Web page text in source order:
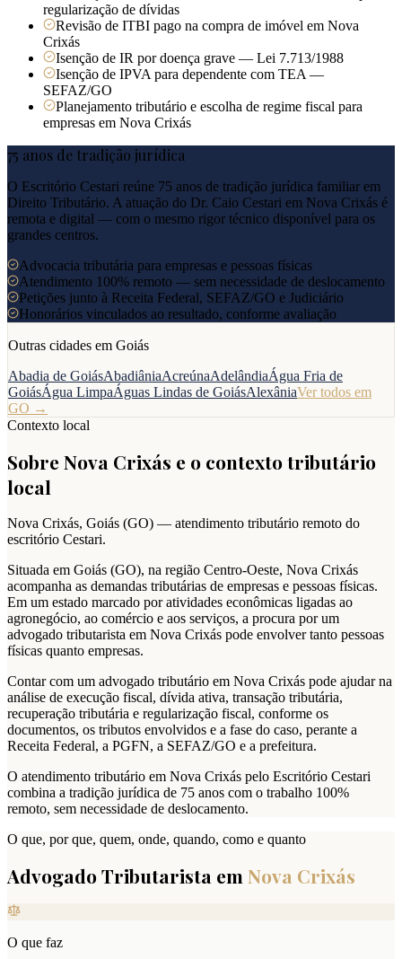
regularização de dívidas
Revisão de ITBI pago na compra de imóvel em Nova
Crixás
Isenção de IR por doença grave — Lei 7.713/1988
Isenção de IPVA para dependente com TEA —
SEFAZ/GO
Planejamento tributário e escolha de regime fiscal para
empresas em Nova Crixás
75 anos de tradição jurídica
O Escritório Cestari reúne 75 anos de tradição jurídica familiar em
Direito Tributário. A atuação do Dr. Caio Cestari em Nova Crixás é
remota e digital — com o mesmo rigor técnico disponível para os
grandes centros.
Advocacia tributária para empresas e pessoas físicas
Atendimento 100% remoto — sem necessidade de deslocamento
Petições junto à Receita Federal, SEFAZ/GO e Judiciário
Honorários vinculados ao resultado, conforme avaliação
Outras cidades em Goiás
Abadia de GoiásAbadiâniaAcreúnaAdelândiaÁgua Fria de
GoiásÁgua LimpaÁguas Lindas de GoiásAlexâniaVer todos em
GO →
Contexto local
Sobre Nova Crixás e o contexto tributário
local
Nova Crixás, Goiás (GO) — atendimento tributário remoto do
escritório Cestari.
Situada em Goiás (GO), na região Centro-Oeste, Nova Crixás
acompanha as demandas tributárias de empresas e pessoas físicas.
Em um estado marcado por atividades econômicas ligadas ao
agronegócio, ao comércio e aos serviços, a procura por um
advogado tributarista em Nova Crixás pode envolver tanto pessoas
físicas quanto empresas.
Contar com um advogado tributário em Nova Crixás pode ajudar na
análise de execução fiscal, dívida ativa, transação tributária,
recuperação tributária e regularização fiscal, conforme os
documentos, os tributos envolvidos e a fase do caso, perante a
Receita Federal, a PGFN, a SEFAZ/GO e a prefeitura.
O atendimento tributário em Nova Crixás pelo Escritório Cestari
combina a tradição jurídica de 75 anos com o trabalho 100%
remoto, sem necessidade de deslocamento.
O que, por que, quem, onde, quando, como e quanto
Advogado Tributarista em Nova Crixás
O que faz